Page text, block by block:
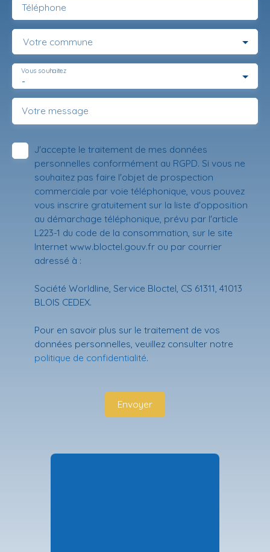
Téléphone
Votre commune
-
Vous souhaitez
Votre message
J'accepte le traitement de mes données
personnelles conformément au RGPD. Si vous ne
souhaitez pas faire l'objet de prospection
commerciale par voie téléphonique, vous pouvez
vous inscrire gratuitement sur la liste d'opposition
au démarchage téléphonique, prévu par l'article
L223-1 du code de la consommation, sur le site
Internet www.bloctel.gouv.fr ou par courrier
adressé à :
Société Worldline, Service Bloctel, CS 61311, 41013
BLOIS CEDEX.
Pour en savoir plus sur le traitement de vos
données personnelles, veuillez consulter notre
politique de confidentialité.
Envoyer